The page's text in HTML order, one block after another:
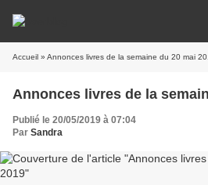
Accueil » Annonces livres de la semaine du 20 mai
Annonces livres de la
Publié le 20/05/2019 à 07:04
Par Sandra